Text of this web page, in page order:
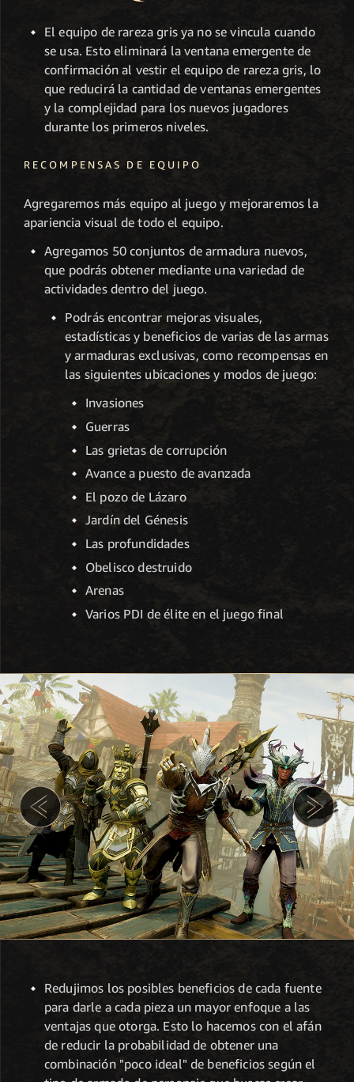
El equipo de rareza gris ya no se vincula cuando
se usa. Esto eliminará la ventana emergente de
confirmación al vestir el equipo de rareza gris, lo
que reducirá la cantidad de ventanas emergentes
y la complejidad para los nuevos jugadores
durante los primeros niveles.
RECOMPENSAS DE EQUIPO
Agregaremos más equipo al juego y mejoraremos la
apariencia visual de todo el equipo.
Agregamos 50 conjuntos de armadura nuevos,
que podrás obtener mediante una variedad de
actividades dentro del juego.
Podrás encontrar mejoras visuales,
estadísticas y beneficios de varias de las armas
y armaduras exclusivas, como recompensas en
las siguientes ubicaciones y modos de juego:
Invasiones
Guerras
Las grietas de corrupción
Avance a puesto de avanzada
El pozo de Lázaro
Jardín del Génesis
Las profundidades
Obelisco destruido
Arenas
Varios PDI de élite en el juego final
Redujimos los posibles beneficios de cada fuente
para darle a cada pieza un mayor enfoque a las
ventajas que otorga. Esto lo hacemos con el afán
de reducir la probabilidad de obtener una
combinación "poco ideal" de beneficios según el